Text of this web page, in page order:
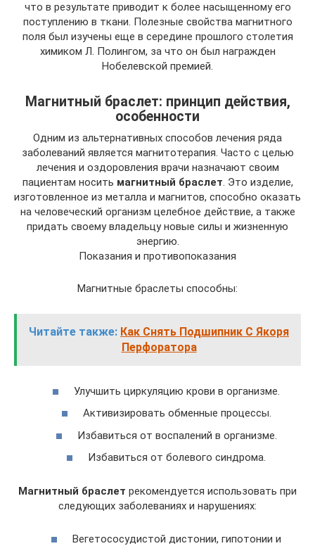
что в результате приводит к более насыщенному его
поступлению в ткани. Полезные свойства магнитного
поля был изучены еще в середине прошлого столетия
химиком Л. Полингом, за что он был награжден
Нобелевской премией.
Магнитный браслет: принцип действия,
особенности
Одним из альтернативных способов лечения ряда
заболеваний является магнитотерапия. Часто с целью
лечения и оздоровления врачи назначают своим
пациентам носить магнитный браслет. Это изделие,
изготовленное из металла и магнитов, способно оказать
на человеческий организм целебное действие, а также
придать своему владельцу новые силы и жизненную
энергию.
Показания и противопоказания
Магнитные браслеты способны:
Читайте также: Как Снять Подшипник С Якоря
Перфоратора
Улучшить циркуляцию крови в организме.
Активизировать обменные процессы.
Избавиться от воспалений в организме.
Избавиться от болевого синдрома.
Магнитный браслет рекомендуется использовать при
следующих заболеваниях и нарушениях:
Вегетососудистой дистонии, гипотонии и